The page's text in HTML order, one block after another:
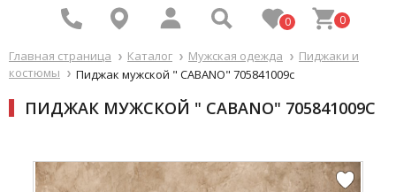
0 0
Главная страница Каталог Мужская одежда
Пиджаки и
костюмы
Пиджак мужской " СABANO" 705841009c
ПИДЖАК МУЖСКОЙ " СABANO" 705841009C